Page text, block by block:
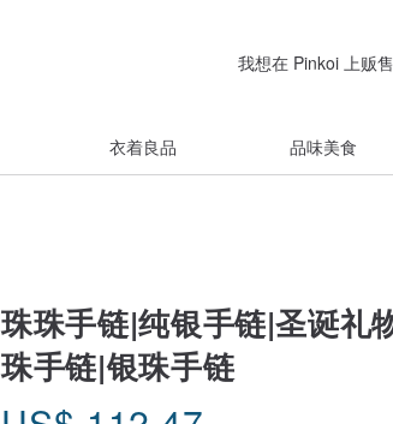
我想在 Pinkoi 上贩售
衣着良品 品味美食
珠珠手链|纯银手链|圣诞礼
珠手链|银珠手链